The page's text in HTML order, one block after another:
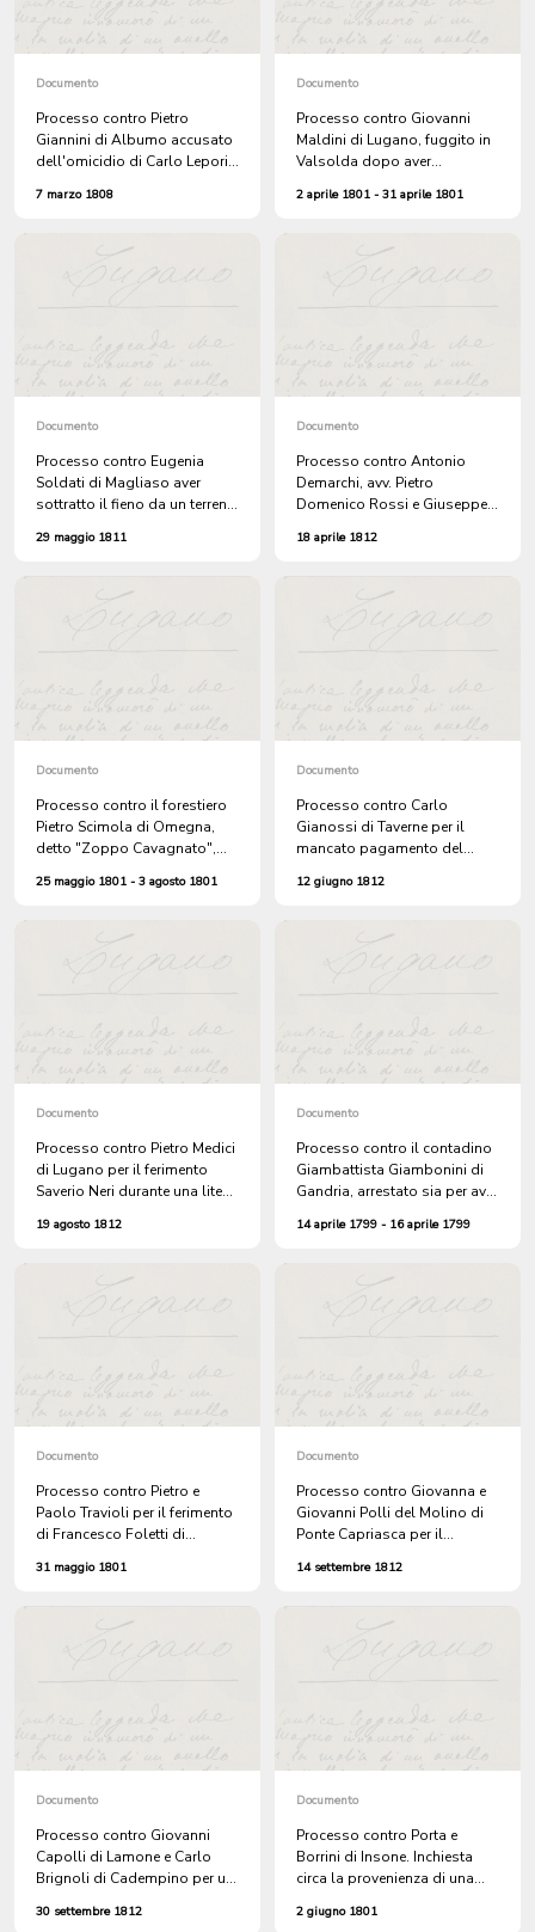
Documento
Processo contro Pietro
Giannini di Albumo accusato
dell'omicidio di Carlo Lepori,
7 marzo 1808
Documento
Processo contro Giovanni
Maldini di Lugano, fuggito in
Valsolda dopo aver
di Chiasso
2 aprile 1801 - 31 aprile 1801
Documento
Processo contro Eugenia
Soldati di Magliaso aver
sottratto il fieno da un terreno
Eugenia Soldati sosteneva
29 maggio 1811
Documento
Processo contro Antonio
Demarchi, avv. Pietro
Domenico Rossi e Giuseppe
Manfrini di Cremenaga,
18 aprile 1812
Documento
Processo contro il forestiero
Pietro Scimola di Omegna,
detto "Zoppo Cavagnato",
tra Lamone e la Capriasca
25 maggio 1801 - 3 agosto 1801
Documento
Processo contro Carlo
Gianossi di Taverne per il
mancato pagamento del
12 giugno 1812
Documento
Processo contro Pietro Medici
di Lugano per il ferimento
Saverio Neri durante una lite
carte nell'osteria del Tavella
19 agosto 1812
Documento
Processo contro il contadino
Giambattista Giambonini di
Gandria, arrestato sia per aver
conforme alle leggi di
sospetto di sostegno alla
causa controrivoluzionaria.
Andrea Guglielmi
14 aprile 1799 - 16 aprile 1799
Documento
Processo contro Pietro e
Paolo Travioli per il ferimento
di Francesco Foletti di
31 maggio 1801
Documento
Processo contro Giovanna e
Giovanni Polli del Molino di
Ponte Capriasca per il
di Caterina Fontana e sulla
lei partorita, poi ritrovata
abbandonata presso una
14 settembre 1812
Documento
Processo contro Giovanni
Capolli di Lamone e Carlo
Brignoli di Cadempino per un
1810. Giovanni Capolli,
30 settembre 1812
Documento
Processo contro Porta e
Borrini di Insone. Inchiesta
circa la provenienza di una
2 giugno 1801